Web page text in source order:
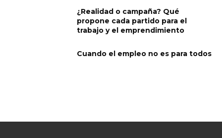
¿Realidad o campaña? Qué
propone cada partido para el
trabajo y el emprendimiento
Cuando el empleo no es para todos